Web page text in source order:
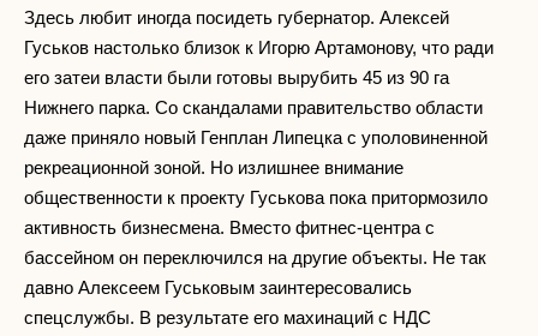
Здесь любит иногда посидеть губернатор. Алексей
Гуськов настолько близок к Игорю Артамонову, что ради
его затеи власти были готовы вырубить 45 из 90 га
Нижнего парка. Со скандалами правительство области
даже приняло новый Генплан Липецка с уполовиненной
рекреационной зоной. Но излишнее внимание
общественности к проекту Гуськова пока притормозило
активность бизнесмена. Вместо фитнес-центра с
бассейном он переключился на другие объекты. Не так
давно Алексеем Гуськовым заинтересовались
спецслужбы. В результате его махинаций с НДС